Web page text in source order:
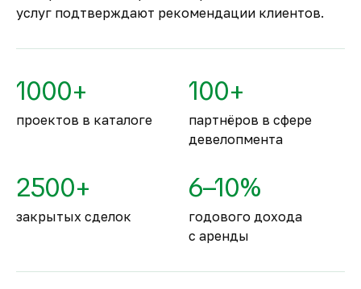
безопасное место для
жизни
По уровню безопасности жизни
занимают второе место в мире.
услуг подтверждают рекомендации клиентов.
1000+
проектов в каталоге
100+
партнёров в сфере
девелопмента
2500+
закрытых сделок
6–10%
годового дохода
с аренды